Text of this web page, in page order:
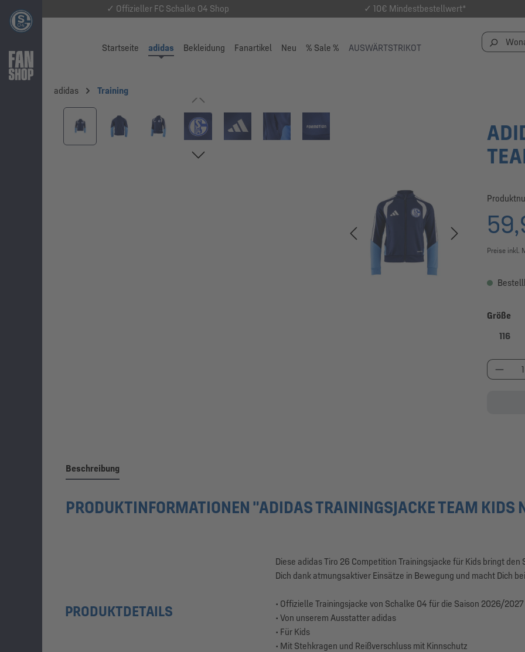
✓ Offizieller FC Schalke 04 Shop ✓ 10€ Mindestbestellwert*
Startseite adidas Bekleidung Fanartikel Neu % Sale % AUSWÄRTSTRIKOT
adidas Training
Bildergalerie überspringen
Preise inkl.
Größe
116
Beschreibung
PRODUKTINFORMATIONEN "ADIDAS TRAININGSJACKE TEAM KIDS
Diese adidas Tiro 26 Competition Trainingsjacke für Kids bringt
Dich dank atmungsaktiver Einsätze in Bewegung und macht Dich
PRODUKTDETAILS
• Offizielle Trainingsjacke von Schalke 04 für die Saison 2026/2027
• Von unserem Ausstatter adidas
• Für Kids
• Mit Stehkragen und Reißverschluss mit Kinnschutz